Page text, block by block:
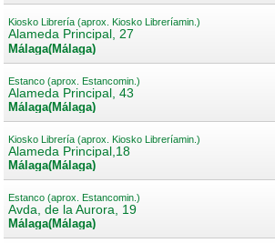
Kiosko Librería (aprox. Kiosko Libreríamin.)
Alameda Principal, 27
Málaga(Málaga)
Estanco (aprox. Estancomin.)
Alameda Principal, 43
Málaga(Málaga)
Kiosko Librería (aprox. Kiosko Libreríamin.)
Alameda Principal,18
Málaga(Málaga)
Estanco (aprox. Estancomin.)
Avda, de la Aurora, 19
Málaga(Málaga)